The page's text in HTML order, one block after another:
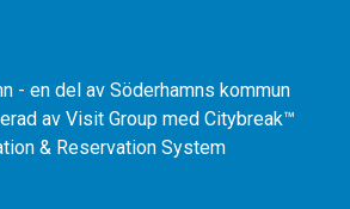
- en del av Söderhamns kommun
av Visit Groupmed Citybreak™
& Reservation System